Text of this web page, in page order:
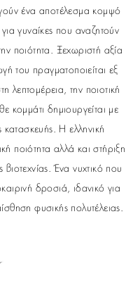
ένα αποτέλεσμα κομψό
για γυναίκες που αναζητούν
ποιότητα. Ξεχωριστή αξία
του πραγματοποιείται εξ
την ποιοτική
κομμάτι δημιουργείται με
Η ελληνική
ποιότητα αλλά και στήριξη
βιοτεχνίας. Ένα νυχτικό που
δροσιά, ιδανικό για
φυσικής πολυτέλειας.